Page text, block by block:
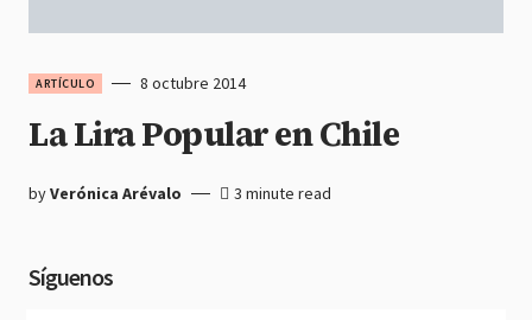
ARTÍCULO 8 octubre 2014
La Lira Popular en Chile
byVerónica Arévalo 3 minute read
Síguenos